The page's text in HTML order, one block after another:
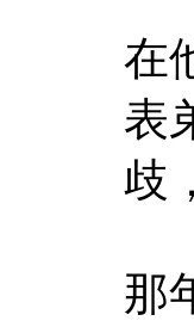
在
表
歧
那